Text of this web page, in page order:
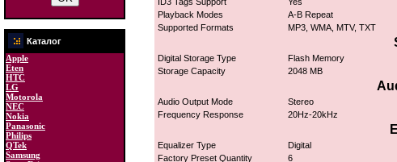
Каталог
Apple
Eten
HTC
LG
Motorola
NEC
Nokia
Panasonic
Philips
QTek
Samsung
Playback Modes
A-B Repeat
Supported Formats
MP3, WMA, MTV, TXT
Digital Storage Type
Flash Memory
Storage Capacity
2048 MB
Audio Output Mode
Stereo
Frequency Response
20Hz-20kHz
Equalizer Type
Digital
Factory Preset Quantity
6